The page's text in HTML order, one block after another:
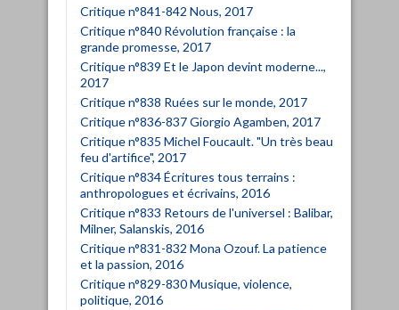
Critique n°841-842 Nous, 2017
Critique n°840 Révolution française : la
grande promesse, 2017
Critique n°839 Et le Japon devint moderne...,
2017
Critique n°838 Ruées sur le monde, 2017
Critique n°836-837 Giorgio Agamben, 2017
Critique n°835 Michel Foucault. "Un très beau
feu d'artifice", 2017
Critique n°834 Écritures tous terrains :
anthropologues et écrivains, 2016
Critique n°833 Retours de l'universel : Balibar,
Milner, Salanskis, 2016
Critique n°831-832 Mona Ozouf. La patience
et la passion, 2016
Critique n°829-830 Musique, violence,
politique, 2016